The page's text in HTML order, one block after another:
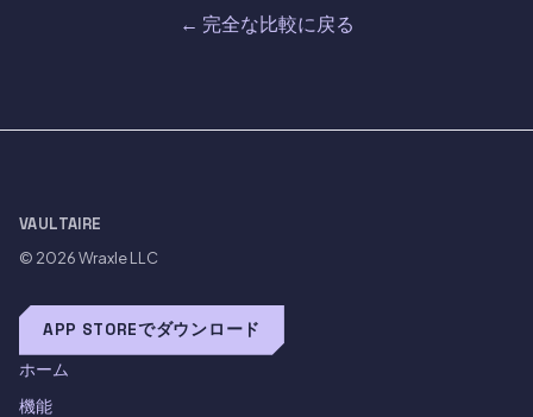
← 完全な比較に戻る
VAULTAIRE
© 2026Wraxle LLC
APP STOREでダウンロード
ホーム
機能